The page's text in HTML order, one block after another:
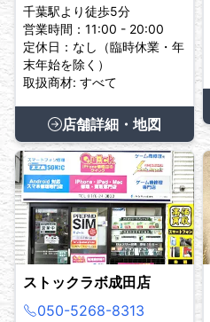
千葉駅より徒歩5分
営業時間：11:00 - 20:00
定休日：なし（臨時休業・年
末年始を除く）
取扱商材: すべて
店舗詳細・地図
ストックラボ成田店
050-5268-8313